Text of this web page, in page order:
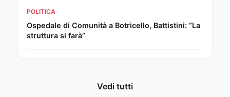
POLITICA
Ospedale di Comunità a Botricello, Battistini: “La
struttura si farà”
Vedi tutti